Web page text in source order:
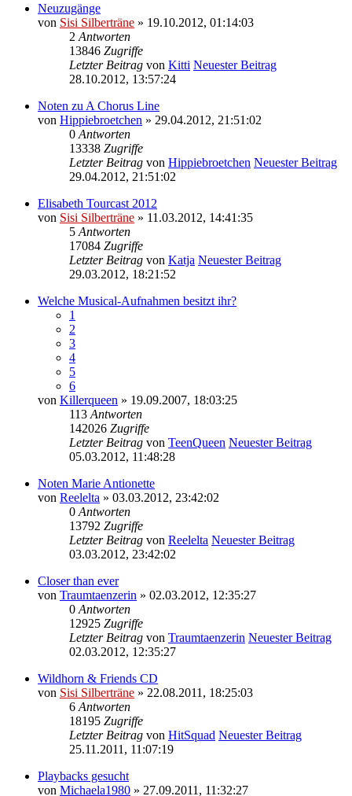
Neuzugänge
von Sisi Silberträne » 19.10.2012, 01:14:03
2 Antworten
13846 Zugriffe
Letzter Beitrag von Kitti Neuester Beitrag
28.10.2012, 13:57:24
Noten zu A Chorus Line
von Hippiebroetchen » 29.04.2012, 21:51:02
0 Antworten
13338 Zugriffe
Letzter Beitrag von Hippiebroetchen Neuester Beitrag
29.04.2012, 21:51:02
Elisabeth Tourcast 2012
von Sisi Silberträne » 11.03.2012, 14:41:35
5 Antworten
17084 Zugriffe
Letzter Beitrag von Katja Neuester Beitrag
29.03.2012, 18:21:52
Welche Musical-Aufnahmen besitzt ihr?
1
2
3
4
5
6
von Killerqueen » 19.09.2007, 18:03:25
113 Antworten
142026 Zugriffe
Letzter Beitrag von TeenQueen Neuester Beitrag
05.03.2012, 11:48:28
Noten Marie Antionette
von Reelelta » 03.03.2012, 23:42:02
0 Antworten
13792 Zugriffe
Letzter Beitrag von Reelelta Neuester Beitrag
03.03.2012, 23:42:02
Closer than ever
von Traumtaenzerin » 02.03.2012, 12:35:27
0 Antworten
12925 Zugriffe
Letzter Beitrag von Traumtaenzerin Neuester Beitrag
02.03.2012, 12:35:27
Wildhorn & Friends CD
von Sisi Silberträne » 22.08.2011, 18:25:03
6 Antworten
18195 Zugriffe
Letzter Beitrag von HitSquad Neuester Beitrag
25.11.2011, 11:07:19
Playbacks gesucht
von Michaela1980 » 27.09.2011, 11:32:27